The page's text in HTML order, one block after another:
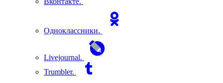
Одноклассники.
Livejournal.
Trumbler.